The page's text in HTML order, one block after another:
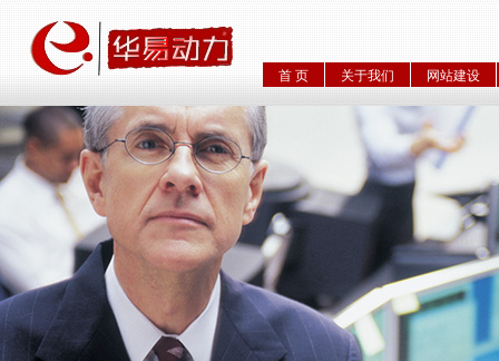
首 页 关于我们 网站建设